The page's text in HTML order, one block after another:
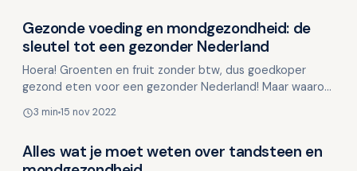
Voeding en mondgezondheid
Gezonde voeding en mondgezondheid: de
sleutel tot een gezonder Nederland
Hoera! Groenten en fruit zonder btw, dus goedkoper
gezond eten voor een gezonder Nederland! Maar waarom
o…
3 min 15 nov 2022
Voeding en mondgezondheid
Alles wat je moet weten over tandsteen en